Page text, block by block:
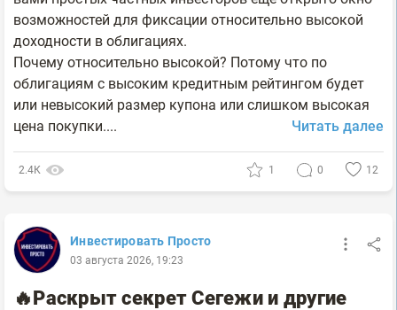
возможностей для фиксации относительно высокой
доходности в облигациях.
Почему относительно высокой? Потому что по
облигациям с высоким кредитным рейтингом будет
или невысокий размер купона или слишком высокая
цена покупки....
Читать далее
2.4К 1 0 12
Инвестировать Просто
03 августа 2026, 19:23
🔥Раскрыт секрет Сегежи и другие